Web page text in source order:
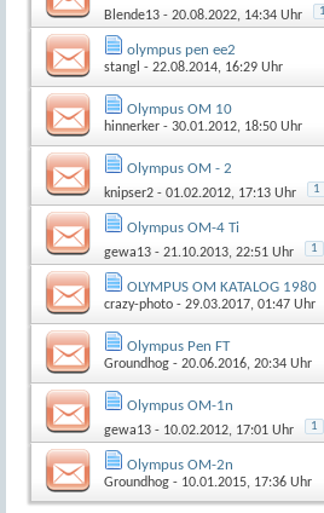
Blende13 - 20.08.2022, 14:34 Uhr 1
olympus pen ee2
stangl - 22.08.2014, 16:29 Uhr
Olympus OM 10
hinnerker - 30.01.2012, 18:50 Uhr
Olympus OM - 2
knipser2 - 01.02.2012, 17:13 Uhr 1
Olympus OM-4 Ti
gewa13 - 21.10.2013, 22:51 Uhr 1
OLYMPUS OM KATALOG 1980
crazy-photo - 29.03.2017, 01:47 Uhr
Olympus Pen FT
Groundhog - 20.06.2016, 20:34 Uhr
Olympus OM-1n
gewa13 - 10.02.2012, 17:01 Uhr 1
Olympus OM-2n
Groundhog - 10.01.2015, 17:36 Uhr